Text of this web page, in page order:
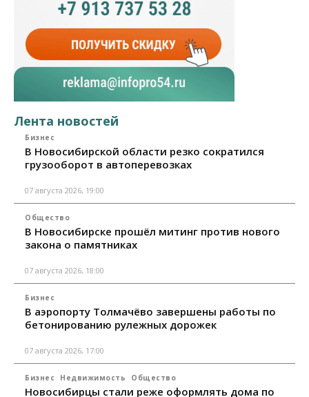
Лента новостей
Бизнес
В Новосибирской области резко сократился
грузооборот в автоперевозках
07 августа 2026, 19:00
Общество
В Новосибирске прошёл митинг против нового
закона о памятниках
07 августа 2026, 18:00
Бизнес
В аэропорту Толмачёво завершены работы по
бетонированию рулежных дорожек
07 августа 2026, 17:00
Бизнес Недвижимость Общество
Новосибирцы стали реже оформлять дома по